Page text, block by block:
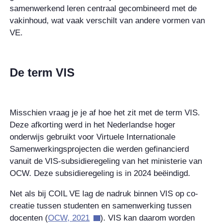
samenwerkend leren centraal gecombineerd met de
vakinhoud, wat vaak verschilt van andere vormen van
VE.
De term VIS
Misschien vraag je je af hoe het zit met de term VIS.
Deze afkorting werd in het Nederlandse hoger
onderwijs gebruikt voor Virtuele Internationale
Samenwerkingsprojecten die werden gefinancierd
vanuit de VIS-subsidieregeling van het ministerie van
OCW. Deze subsidieregeling is in 2024 beëindigd.
Net als bij COIL VE lag de nadruk binnen VIS op co-
creatie tussen studenten en samenwerking tussen
docenten (OCW, 2021
). VIS kan daarom worden